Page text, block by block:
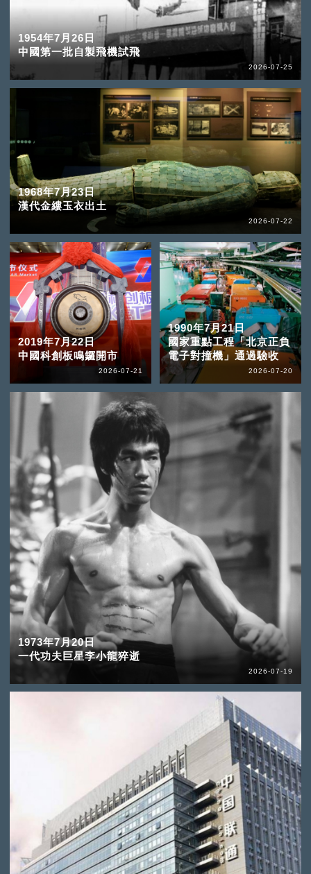
1954年7月26日
中國第一批自製飛機試飛
2026-07-25
1968年7月23日
漢代金縷玉衣出土
2026-07-22
2019年7月22日
中國科創板鳴鑼開市
2026-07-21
1990年7月21日
國家重點工程「北京正負
電子對撞機」通過驗收
2026-07-20
1973年7月20日
一代功夫巨星李小龍猝逝
2026-07-19